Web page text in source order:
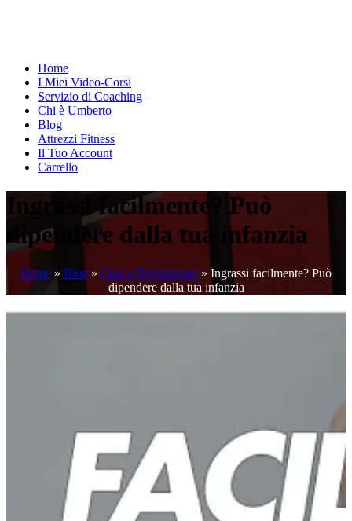
Home
I Miei Video-Corsi
Servizio di Coaching
Chi è Umberto
Blog
Attrezzi Fitness
Il Tuo Account
Carrello
Ingrassi facilmente? Può
dipendere dalla tua infanzia
Home » Blog » Cura e Prevenzione » Ingrassi facilmente? Può
dipendere dalla tua infanzia